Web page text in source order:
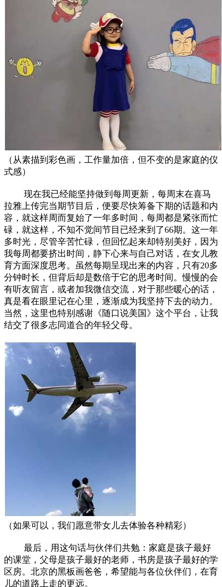
（从素描到彩色画，工作量加倍，但不变的是家庭的仪
式感）
现在我已经能坚持做到每周更新，每周末在喜马
拉雅上传完当期节目后，便要尽快筹备下期的话题和内
容，就这样周而复始了一年多时间，每周都是紧张而忙
碌，就这样，不知不觉间节目已经来到了66期。这一年
多时光，尽管辛苦忙碌，但回忆起来却特别美好，因为
我每周都要挤出时间，静下心来与自己对话，在女儿教
育方面深度思考。虽然每期呈现出来的内容，只有20多
分钟时长，但背后却是数倍于它的思考时间。慢慢的会
有听友留言，或者加我微信交流，对于那些暖心的话，
真是看在眼里记在心里，逐渐成为我坚持下去的动力。
当然，这里也特别感谢《随口说美国》这个平台，让我
结交了很多志同道合的年轻父母。
（如果可以，我们愿意带女儿去体验各种精彩）
最后，用这句话与伙伴们共勉：家庭是孩子最好
的课堂，父母是孩子最好的老师，书房是孩子最好的学
区房。北京的黑板画爸爸，希望能与各位伙伴们，在育
儿的道路上走的更远。